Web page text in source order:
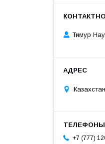
Тимур
Казахстан
+7 (777)